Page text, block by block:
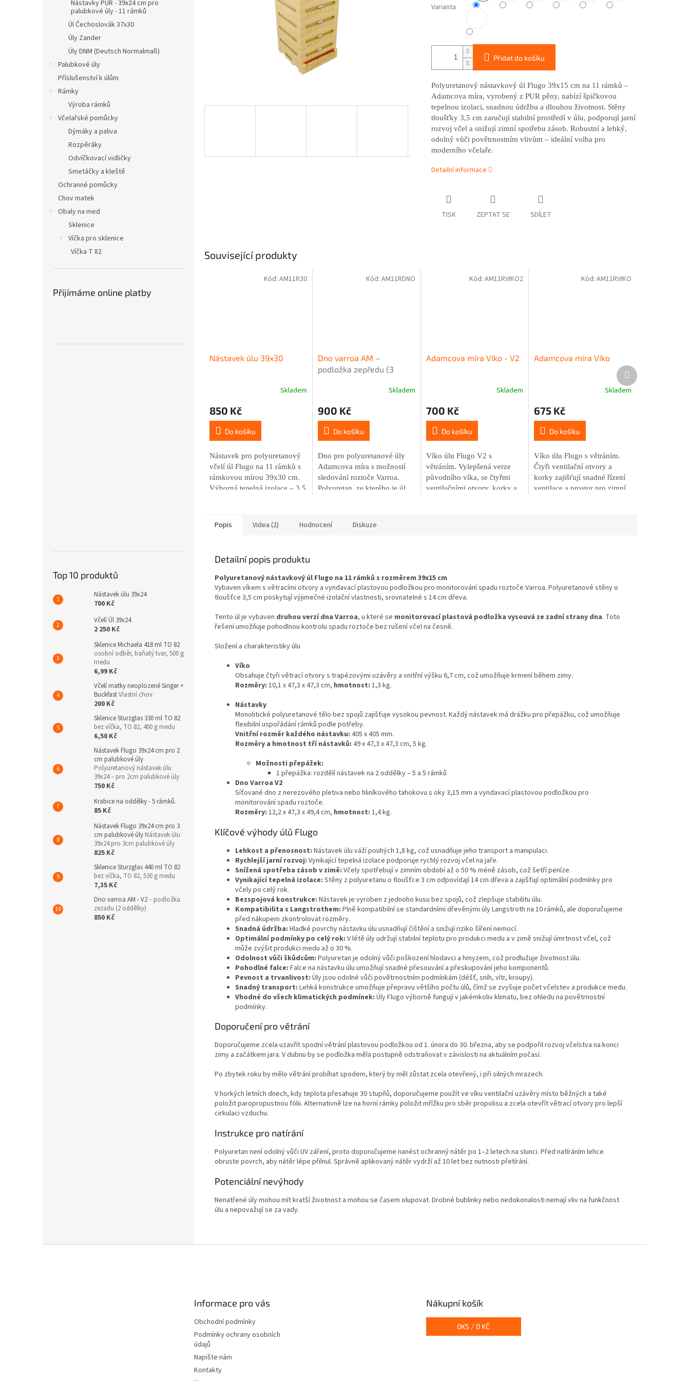
Nástavky PUR - 39x24 cm pro
palubkové úly - 11 rámků
Úl Čechoslovák 37x30
Úly Zander
Úly DNM (Deutsch Normalmaß)
Palubkové úly
Příslušenství k úlům
Rámky
Výroba rámků
Včelařské pomůcky
Dýmáky a paliva
Rozpěráky
Odvíčkovací vidličky
Smetáčky a kleště
Ochranné pomůcky
Chov matek
Obaly na med
Sklenice
Víčka pro sklenice
Víčka T 82
Přijímáme online platby
Top 10 produktů
Nástavek úlu 39x24
700 Kč
Včelí Úl 39x24
2 250 Kč
Sklenice Michaela 418 ml TO 82
osobní odběr, baňatý tvar, 500 g
medu
6,99 Kč
Včelí matky neoplozené Singer ×
BuckfastVlastní chov
200 Kč
Sklenice Sturzglas 330 ml TO 82
bez víčka, TO 82, 400 g medu
6,50 Kč
Nástavek Flugo 39x24 cm pro 2
cm palubkové úly
Polyuretanový nástavek úlu
39x24 – pro 2cm palubkové úly
750 Kč
Krabice na oddělky - 5 rámků.
85 Kč
Nástavek Flugo 39x24 cm pro 3
cm palubkové úly Nástavek úlu
39x24 pro 3cm palubkové úly
825 Kč
Sklenice Sturzglas 440 ml TO 82
bez víčka, TO 82, 530 g medu
7,35 Kč
Dno varroa AM - V2– podložka
zezadu (2 oddělky)
850 Kč
Varianta
Přidat do košíku
Polyuretanový nástavkový úl Flugo 39x15 cm na 11 rámků –
Adamcova míra, vyrobený z PUR pěny, nabízí špičkovou
tepelnou izolaci, snadnou údržbu a dlouhou životnost. Stěny
tloušťky 3,5 cm zaručují stabilní prostředí v úlu, podporují jarní
rozvoj včel a snižují zimní spotřebu zásob. Robustní a lehký,
odolný vůči povětrnostním vlivům – ideální volba pro
moderního včelaře.
Detailní informace
TISK ZEPTAT SE SDÍLET
Související produkty
Nástavek úlu 39x30
produktu
je
5,0
z
hvězdiček.
Skladem
850 Kč
Do košíku
Nástavek pro polyuretanový
včelí úl Flugo na 11 rámků s
rámkovou mírou 39x30 cm.
Výborná tepelná izolace – 3,5
vysoká pevnost.
Kód: AM11R30
Dno varroa AM –
podložka zepředu (3
produktu
je
4,6
z
hvězdiček.
Skladem
900 Kč
Do košíku
Dno pro polyuretanové úly
Adamcova míra s možností
sledování roztoče Varroa.
Polyuretan, ze kterého je úl
3,5 cm stěna úlu odpovídá 30
strany dna.
Kód: AM11RDNO
Adamcova míra Víko - V2
Skladem
700 Kč
Do košíku
Víko úlu Flugo V2 s
větráním. Vylepšená verze
původního víka, se čtyřmi
ventilačními otvory, korky a
Kód:AM11RVIKO2
Adamcova míra Víko
produktu
je
5,0
z
hvězdiček.
Skladem
675 Kč
Do košíku
Víko úlu Flugo s větráním.
Čtyři ventilační otvory a
korky zajišťují snadné řízení
ventilace a prostor pro zimní
Kód: AM11RVIKO
Další
produkt
Popis Videa (2) Hodnocení Diskuze
Detailní popis produktu
Polyuretanový nástavkový úl Flugo na 11 rámků s rozměrem 39x15 cm
Vybaven víkem s větracími otvory a vyndavací plastovou podložkou pro monitorování spadu roztoče Varroa. Polyuretanové stěny o
tloušťce 3,5 cm poskytují výjimečné izolační vlastnosti, srovnatelné s 14 cm dřeva.
Tento úl je vybaven druhou verzí dna Varroa, u které se monitorovací plastová podložka vysouvá ze zadní strany dna. Toto
řešení umožňuje pohodlnou kontrolu spadu roztoče bez rušení včel na česně.
Složení a charakteristiky úlu
Víko
Obsahuje čtyři větrací otvory s trapézovými uzávěry a vnitřní výšku 6,7 cm, což umožňuje krmení během zimy.
Rozměry: 10,1 x 47,3 x 47,3 cm, hmotnost: 1,3 kg.
Nástavky
Monolitické polyuretanové tělo bez spojů zajišťuje vysokou pevnost. Každý nástavek má drážku pro přepážku, což umožňuje
flexibilní uspořádání rámků podle potřeby.
Vnitřní rozměr každého nástavku: 405 x 405 mm.
Rozměry a hmotnost tří nástavků: 49 x 47,3 x 47,3 cm, 5 kg.
Možnosti přepážek:
1 přepážka: rozdělí nástavek na 2 oddělky – 5 a 5 rámků
Dno Varroa V2
Síťované dno z nerezového pletiva nebo hliníkového tahokovu s oky 3,15 mm a vyndavací plastovou podložkou pro
monitorování spadu roztoče.
Rozměry: 12,2 x 47,3 x 49,4 cm, hmotnost: 1,4 kg.
Klíčové výhody úlů Flugo
Lehkost a přenosnost: Nástavek úlu váží pouhých 1,8 kg, což usnadňuje jeho transport a manipulaci.
Rychlejší jarní rozvoj: Vynikající tepelná izolace podporuje rychlý rozvoj včel na jaře.
Snížená spotřeba zásob v zimě: Včely spotřebují v zimním období až o 50 % méně zásob, což šetří peníze.
Vynikající tepelná izolace: Stěny z polyuretanu o tloušťce 3 cm odpovídají 14 cm dřeva a zajišťují optimální podmínky pro
včely po celý rok.
Bezspojová konstrukce: Nástavek je vyroben z jednoho kusu bez spojů, což zlepšuje stabilitu úlu.
Kompatibilita s Langstrothem: Plně kompatibilní se standardními dřevěnými úly Langstroth na 10 rámků, ale doporučujeme
před nákupem zkontrolovat rozměry.
Snadná údržba: Hladké povrchy nástavku úlu usnadňují čištění a snižují riziko šíření nemocí.
Optimální podmínky po celý rok: V létě úly udržují stabilní teplotu pro produkci medu a v zimě snižují úmrtnost včel, což
může zvýšit produkci medu až o 30 %.
Odolnost vůči škůdcům: Polyuretan je odolný vůči poškození hlodavci a hmyzem, což prodlužuje životnost úlu.
Pohodlné falce: Falce na nástavku úlu umožňují snadné přesouvání a přeskupování jeho komponentů.
Pevnost a trvanlivost: Úly jsou odolné vůči povětrnostním podmínkám (déšť, sníh, vítr, kroupy).
Snadný transport: Lehká konstrukce umožňuje přepravu většího počtu úlů, čímž se zvyšuje počet včelstev a produkce medu.
Vhodné do všech klimatických podmínek: Úly Flugo výborně fungují v jakémkoliv klimatu, bez ohledu na povětrnostní
podmínky.
Doporučení pro větrání
Doporučujeme zcela uzavřít spodní větrání plastovou podložkou od 1. února do 30. března, aby se podpořil rozvoj včelstva na konci
zimy a začátkem jara. V dubnu by se podložka měla postupně odstraňovat v závislosti na aktuálním počasí.
Po zbytek roku by mělo větrání probíhat spodem, který by měl zůstat zcela otevřený, i při silných mrazech.
V horkých letních dnech, kdy teplota přesahuje 30 stupňů, doporučujeme použít ve víku ventilační uzávěry místo běžných a také
položit paropropustnou fólii. Alternativně lze na horní rámky položit mřížku pro sběr propolisu a zcela otevřít větrací otvory pro lepší
cirkulaci vzduchu.
Instrukce pro natírání
Polyuretan není odolný vůči UV záření, proto doporučujeme nanést ochranný nátěr po 1–2 letech na slunci. Před natíráním lehce
obruste povrch, aby nátěr lépe přilnul. Správně aplikovaný nátěr vydrží až 10 let bez nutnosti přetírání.
Potenciální nevýhody
Nenatřené úly mohou mít kratší životnost a mohou se časem olupovat. Drobné bublinky nebo nedokonalosti nemají vliv na funkčnost
úlu a nepovažují se za vady.
Informace pro vás
Obchodní podmínky
Podmínky ochrany osobních
údajů
Napište nám
Kontakty
Nákupní košík
0KS / 0 KČ